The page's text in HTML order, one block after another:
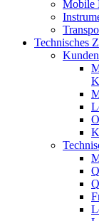
Mobile
Technisches